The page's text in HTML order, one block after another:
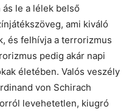
le a lélek belső
ami kiváló
és felhívja a terrorizmus
pedig akár napi
életében. Valós veszély
von Schirach
levehetetlen, kiugró